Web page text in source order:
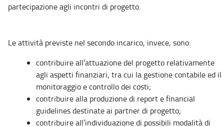
partecipazione agli incontri di progetto.
Le attività previste nel secondo incarico, invece, sono:
contribuire all’attuazione del progetto relativamente
agli aspetti finanziari, tra cui la gestione contabile ed il
monitoraggio e controllo dei costi;
contribuire alla produzione di report e financial
guidelines destinate ai partner di progetto;
contribuire all’individuazione di possibili modalità di